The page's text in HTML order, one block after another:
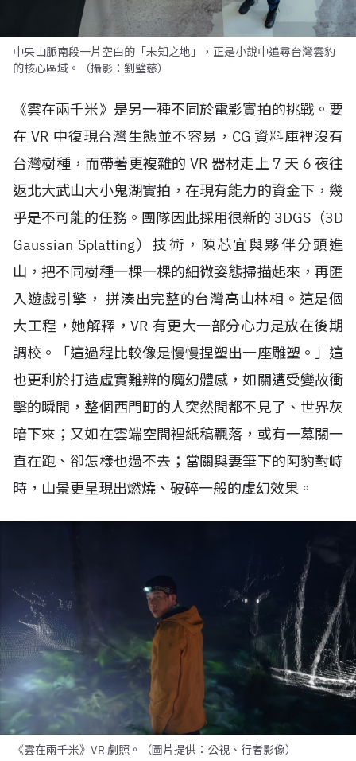
中央山脈南段一片空白的「未知之地」，正是小說中追尋台灣雲豹
的核心區域。（攝影：劉璧慈）
《雲在兩千米》是另一種不同於電影實拍的挑戰。要
在VR 中復現台灣生態並不容易， CG資料庫裡沒有
台灣樹種，而帶著更複雜的 VR 器材走上 7 天 6 夜往
返北大武山大小鬼湖實拍，在現有能力的資金下，幾
乎是不可能的任務。團隊因此採用很新的 3DGS（3D
Gaussian Splatting）技術，陳芯宜與夥伴分頭進
山，把不同樹種一棵一棵的細微姿態掃描起來，再匯
入遊戲引擎， 拼湊出完整的台灣高山林相。這是個
大工程，她解釋，VR 有更大一部分心力是放在後期
調校。「這過程比較像是慢慢捏塑出一座雕塑。」這
也更利於打造虛實難辨的魔幻體感，如關遭受變故衝
擊的瞬間，整個西門町的人突然間都不見了、世界灰
暗下來；又如在雲端空間裡紙稿飄落，或有一幕關一
直在跑、卻怎樣也過不去；當關與妻筆下的阿豹對峙
時，山景更呈現出燃燒、破碎一般的虛幻效果。
《雲在兩千米》VR 劇照。（圖片提供：公視、行者影像）